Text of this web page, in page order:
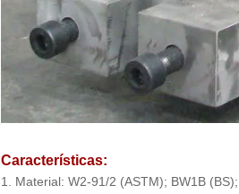
Características:
1. Material: W2-91/2 (ASTM); BW1B